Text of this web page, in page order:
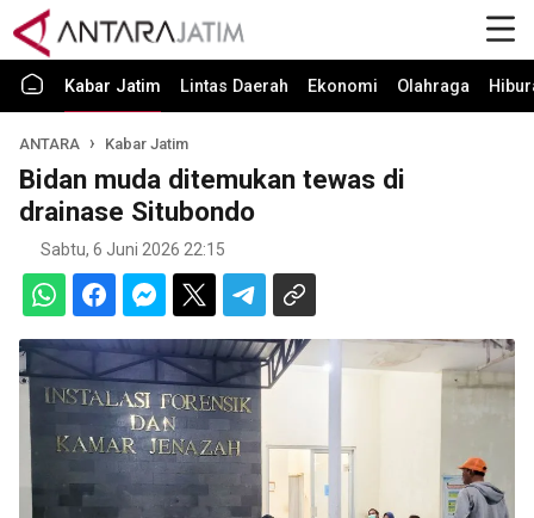
Kabar Jatim Lintas Daerah Ekonomi Olahraga
ANTARA Kabar Jatim
Bidan muda ditemukan tewas di
drainase Situbondo
Sabtu, 6 Juni 2026 22:15